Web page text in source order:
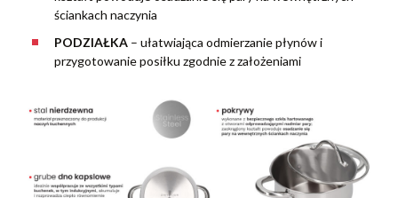
ściankach naczynia
PODZIAŁKA – ułatwiająca odmierzanie płynów i
przygotowanie posiłku zgodnie z założeniami